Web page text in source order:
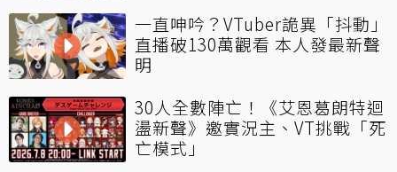
一直呻吟？VTuber詭異「抖動」
直播破130萬觀看 本人發最新聲
明
30人全數陣亡！《艾恩葛朗特迴
盪新聲》邀實況主、VT挑戰「死
亡模式」